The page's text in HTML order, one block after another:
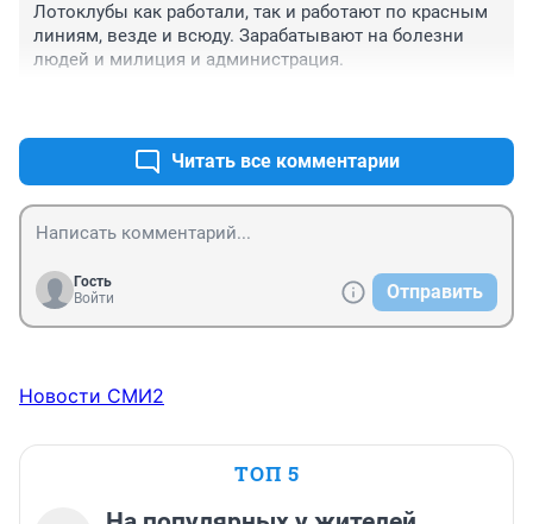
Лотоклубы как работали, так и работают по красным
линиям, везде и всюду. Зарабатывают на болезни
людей и милиция и администрация.
Читать все комментарии
Гость
Войти
Отправить
Новости СМИ2
ТОП 5